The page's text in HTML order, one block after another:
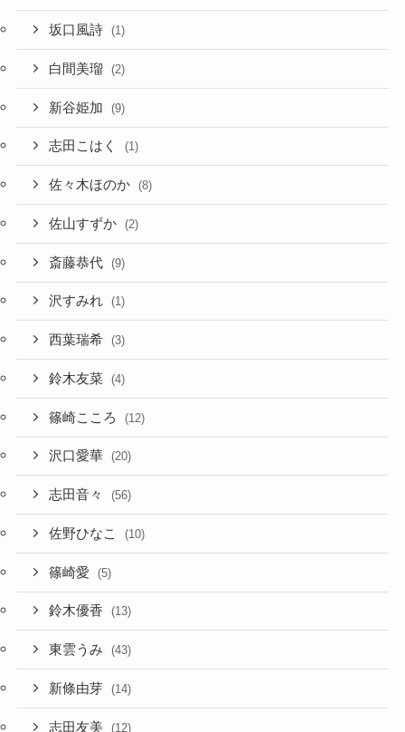
坂口風詩 (1)
白間美瑠 (2)
新谷姫加 (9)
志田こはく (1)
佐々木ほのか (8)
佐山すずか (2)
斎藤恭代 (9)
沢すみれ (1)
西葉瑞希 (3)
鈴木友菜 (4)
篠崎こころ (12)
沢口愛華 (20)
志田音々 (56)
佐野ひなこ (10)
篠崎愛 (5)
鈴木優香 (13)
東雲うみ (43)
新條由芽 (14)
志田友美 (12)